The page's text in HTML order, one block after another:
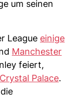
um seinen
League einige
Manchester
feiert,
Crystal Palace.